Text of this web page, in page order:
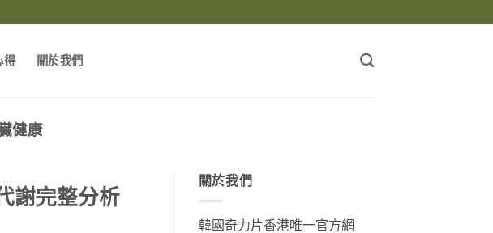
得 關於我們
健康
謝完整分析
關於我們
韓國奇力片香港唯一官方網